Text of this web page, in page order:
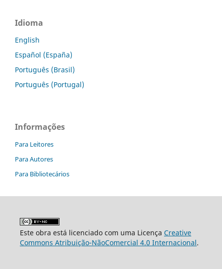
Idioma
English
Español (España)
Português (Brasil)
Português (Portugal)
Informações
Para Leitores
Para Autores
Para Bibliotecários
Este obra está licenciado com uma Licença Creative
Commons Atribuição-NãoComercial 4.0 Internacional.